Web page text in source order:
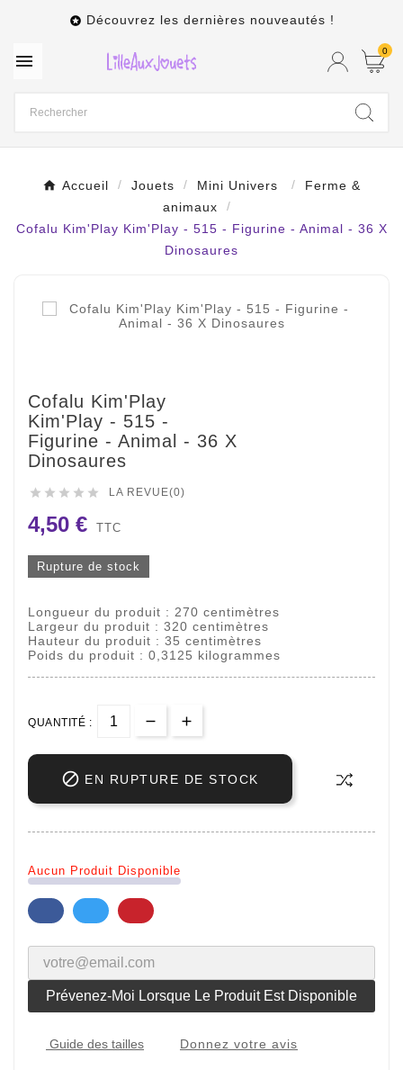
 Découvrez les dernières nouveautés !
 0
Accueil Jouets Mini Univers
Ferme &
animaux
Cofalu Kim'Play Kim'Play - 515 - Figurine - Animal - 36 X
Dinosaures
Cofalu Kim'Play
Kim'Play - 515 -
Figurine - Animal - 36 X
Dinosaures
     LA REVUE(0)
4,50 € TTC
Rupture de stock
Longueur du produit : 270 centimètres
Largeur du produit : 320 centimètres
Hauteur du produit : 35 centimètres
Poids du produit : 0,3125 kilogrammes
QUANTITÉ :
 EN RUPTURE DE STOCK
Aucun Produit Disponible
Prévenez-Moi Lorsque Le Produit Est Disponible
Guide des tailles Donnez votre avis